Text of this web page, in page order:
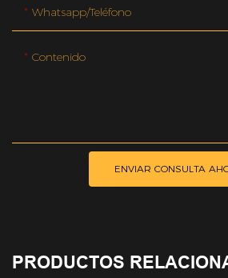
Whatsapp/teléfono
Contenido
ENVIAR CONSULTA
PRODUCTOS